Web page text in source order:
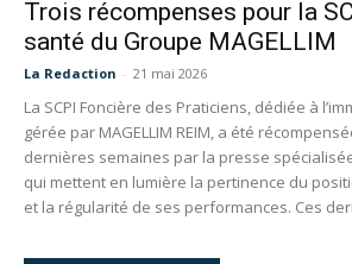
Trois récompenses pour la
santé du Groupe MAGELLIM
La Redaction - 21 mai 2026
La SCPI Foncière des Praticiens, dédiée à
gérée par MAGELLIM REIM, a été
dernières semaines par la presse
qui mettent en lumière la pertinence du
et la régularité de ses performances. Ces